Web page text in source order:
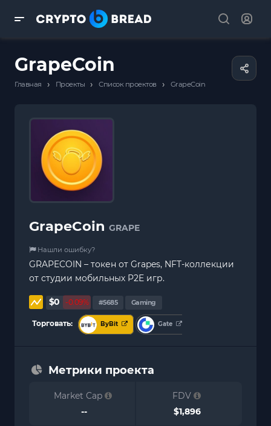
GrapeCoin
Главная › Проекты › Список проектов › GrapeCoin
GrapeCoin GRAPE
Нашли ошибку?
GRAPECOIN – токен от Grapes, NFT-коллекции
от студии мобильных P2E игр.
$0 -0.09% #5685 Gaming
Торговать: ByBit Gate
Метрики проекта
Market Cap
--
FDV
$1,896